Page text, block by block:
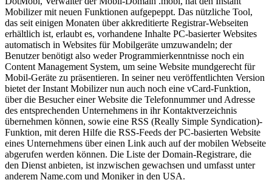
Mobilizer mit neuen Funktionen aufgepeppt. Das nützliche Tool,
das seit einigen Monaten über akkreditierte Registrar-Webseiten
erhältlich ist, erlaubt es, vorhandene Inhalte PC-basierter Websites
automatisch in Websites für Mobilgeräte umzuwandeln; der
Benutzer benötigt also weder Programmierkenntnisse noch ein
Content Management System, um seine Website mundgerecht für
Mobil-Geräte zu präsentieren. In seiner neu veröffentlichten Version
bietet der Instant Mobilizer nun auch noch eine vCard-Funktion,
über die Besucher einer Website die Telefonnummer und Adresse
des entsprechenden Unternehmens in ihr Kontaktverzeichnis
übernehmen können, sowie eine RSS (Really Simple Syndication)-
Funktion, mit deren Hilfe die RSS-Feeds der PC-basierten Website
eines Unternehmens über einen Link auch auf der mobilen Webseite
abgerufen werden können. Die Liste der Domain-Registrare, die
den Dienst anbieten, ist inzwischen gewachsen und umfasst unter
anderem Name.com und Moniker in den USA.